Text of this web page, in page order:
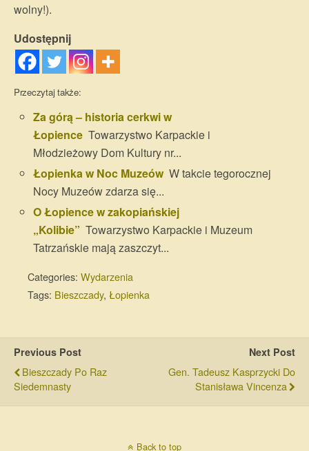
wolny!).
Udostępnij
Przeczytaj także:
Za górą – historia cerkwi w
Łopience Towarzystwo Karpackie i
Młodzieżowy Dom Kultury nr...
Łopienka w Noc Muzeów W takcie tegorocznej
Nocy Muzeów zdarza się...
O Łopience w zakopiańskiej
„Kolibie” Towarzystwo Karpackie i Muzeum
Tatrzańskie mają zaszczyt...
Categories: Wydarzenia
Tags: Bieszczady, Łopienka
Previous Post
Bieszczady Po Raz
Siedemnasty
Next Post
Gen. Tadeusz Kasprzycki Do
Stanisława Vincenza
Back to top